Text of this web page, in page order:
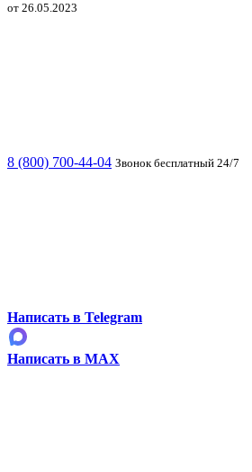
от 26.05.2023
8 (800) 700-44-04 Звонок бесплатный 24/7
Написать в Telegram
Написать в MAX